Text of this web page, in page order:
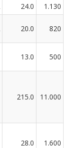
24.0
1.130
20.0 820
13.0 500
215.0 11.000
28.0 1.600